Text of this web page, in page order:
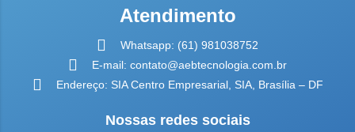
Atendimento
Whatsapp: (61) 981038752
E-mail: contato@aebtecnologia.com.br
Endereço: SIA Centro Empresarial, SIA, Brasília – DF
Nossas redes sociais